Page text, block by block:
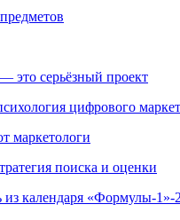
это серьёзный проект
цифрового
маркетологи
поиска и оценки
календаря «Формулы-1»-